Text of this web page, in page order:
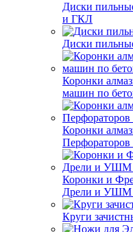
Диски
и ГКЛ
Диски
Коронки
машин по
Коронки
Перфораторов
Коронки и
Дрели и УШМ
Круги